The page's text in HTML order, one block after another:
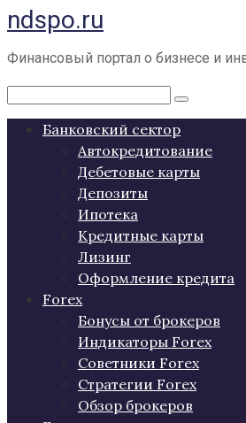
Перейти
к
контенту
ndspo.ru
Финансовый портал о бизнесе и
Поиск:
Банковский сектор
Автокредитование
Дебетовые карты
Депозиты
Ипотека
Кредитные карты
Лизинг
Оформление кредита
Forex
Бонусы от брокеров
Индикаторы Forex
Советники Forex
Стратегии Forex
Обзор брокеров